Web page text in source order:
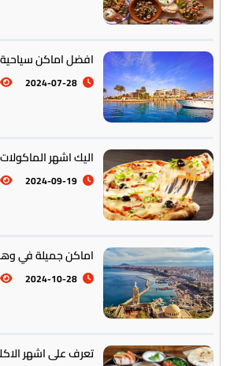
أستراليا || أوقيانوسيا
التراث والتقاليد
المأكولات العالمية
افضل اماكن سياحية
2024-07-28
اليك اشهر الماكولات
2024-09-19
اماكن جميلة في وهران
2024-10-28
تعرف على اشهر